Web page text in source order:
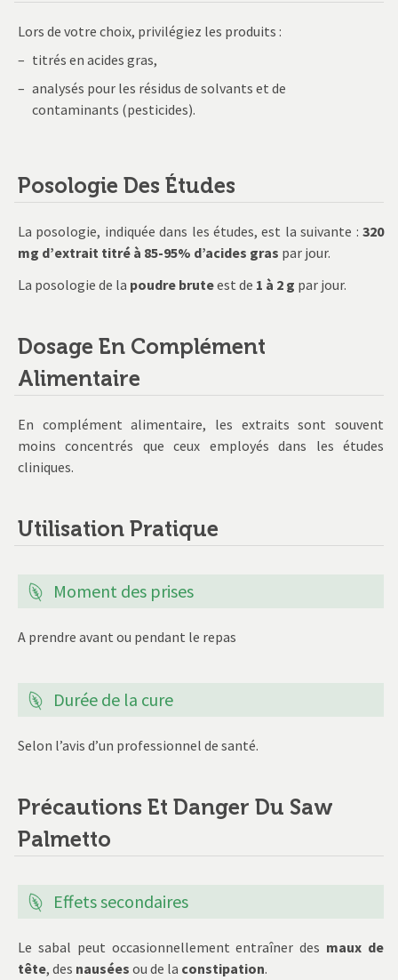
Lors de votre choix, privilégiez les produits :
titrés en acides gras,
analysés pour les résidus de solvants et de
contaminants (pesticides).
Posologie Des Études
La posologie, indiquée dans les études, est la suivante : 320
mg d’extrait titré à 85-95% d’acides gras par jour.
La posologie de la poudre bruteest de 1 à 2 g par jour.
Dosage En Complément
Alimentaire
En complément alimentaire, les extraits sont souvent
moins concentrés que ceux employés dans les études
cliniques.
Utilisation Pratique
Moment des prises
A prendre avant ou pendant le repas
Durée de la cure
Selon l’avis d’un professionnel de santé.
Précautions Et Danger Du Saw
Palmetto
Effets secondaires
Le sabal peut occasionnellement entraîner des maux de
tête, des nausées ou de la constipation.